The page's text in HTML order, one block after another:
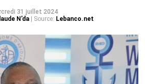
31 juillet 2024
N’da | Source: Lebanco.net